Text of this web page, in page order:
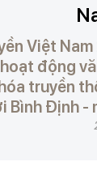
Việt
động
truyền
Bình Định -